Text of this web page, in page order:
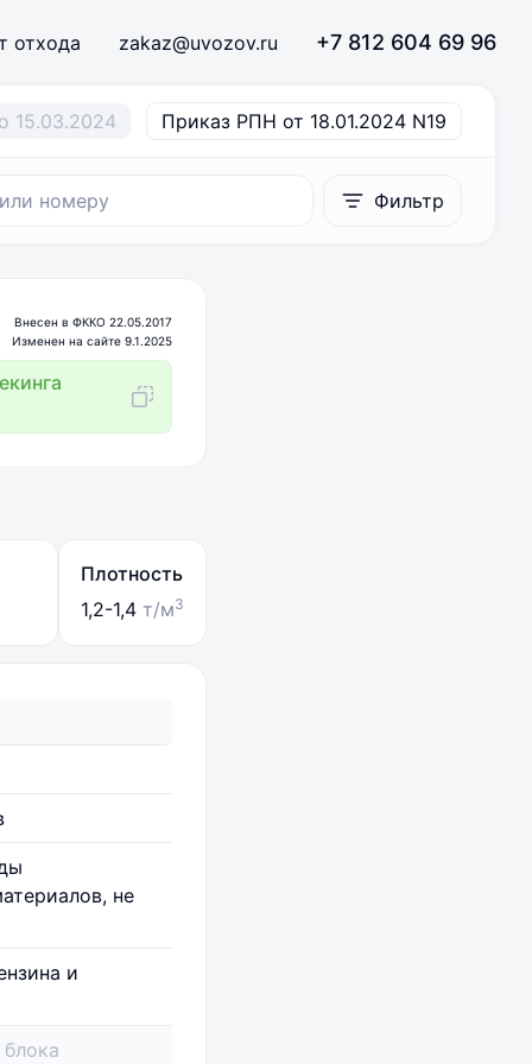
отхода zakaz@uvozov.ru +7 812 604 69 96
15.03.2024 Приказ РПН от 18.01.2024 N19
Фильтр
Внесен в ФККО 22.05.2017
Изменен на сайте 9.1.2025
Плотность
1,2-1,4т/м3
не
и